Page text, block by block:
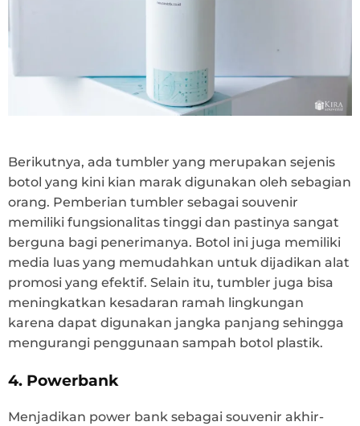
Berikutnya, ada tumbler yang merupakan sejenis
botol yang kini kian marak digunakan oleh sebagian
orang. Pemberian tumbler sebagai souvenir
memiliki fungsionalitas tinggi dan pastinya sangat
berguna bagi penerimanya. Botol ini juga memiliki
media luas yang memudahkan untuk dijadikan alat
promosi yang efektif. Selain itu, tumbler juga bisa
meningkatkan kesadaran ramah lingkungan
karena dapat digunakan jangka panjang sehingga
mengurangi penggunaan sampah botol plastik.
4. Powerbank
Menjadikan power bank sebagai souvenir akhir-